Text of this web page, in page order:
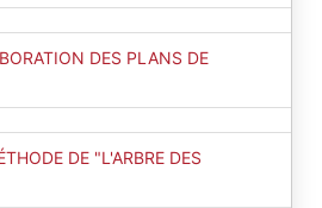
DES PLANS DE
DE "L'ARBRE DES